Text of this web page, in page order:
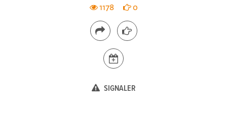
1178 0
SIGNALER